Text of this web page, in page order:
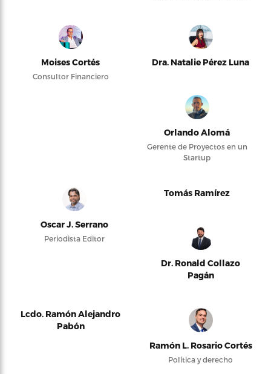
Moises Cortés
Consultor Financiero
Dra. Natalie Pérez Luna
Orlando Alomá
Gerente de Proyectos en un
Startup
Oscar J. Serrano
Periodista Editor
Tomás Ramírez
Dr. Ronald Collazo
Pagán
Lcdo. Ramón Alejandro
Pabón
Ramón L. Rosario Cortés
Política y derecho